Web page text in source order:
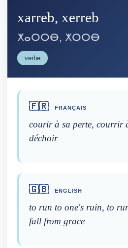
xarreb, xerreb
ⵅⴰⵔⵔⴱ, ⵅⵔⵔⴱ
verbe
🇫🇷 FRANÇAIS
courir à sa perte, courrir
déchoir
🇬🇧 ENGLISH
to run to one's ruin, to
fall from grace